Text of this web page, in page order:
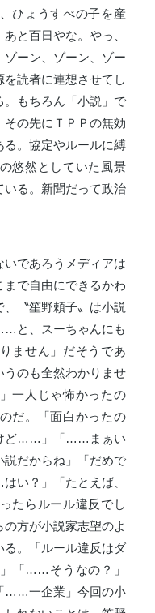
ひょうすべの子を産
と百日やな。やっ、
ーン、ゾーン、ゾー
読者に連想させてし
。もちろん「小説」で
の先にＴＰＰの無効
る。協定やルールに縛
悠然としていた風景
る。新聞だって政治
であろうメディアは
まで自由にできるかわ
〝笙野頼子〟は小説
と、スーちゃんにも
ません」だそうであ
うのも全然わかりませ
一人じゃ怖かったの
だ。「面白かったの
けど……」「……まぁい
だからね」「だめで
い？」「たとえば、
たらルール違反でし
方が小説家志望のよ
る。「ルール違反はダ
「……そうなの？」
……一企業」今回の小